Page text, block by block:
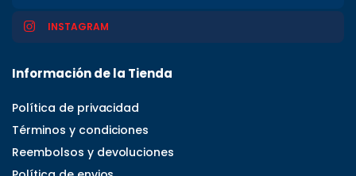
INSTAGRAM
Información de la Tienda
Política de privacidad
Términos y condiciones
Reembolsos y devoluciones